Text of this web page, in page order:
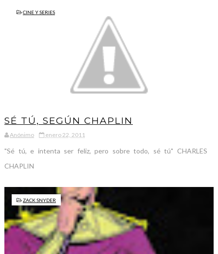
CINE Y SERIES
SÉ TÚ, SEGÚN CHAPLIN
Anónimo enero 22, 2011
"Sé tú, e intenta ser feliz, pero sobre todo, sé tú" CHARLES
CHAPLIN
ZACK SNYDER